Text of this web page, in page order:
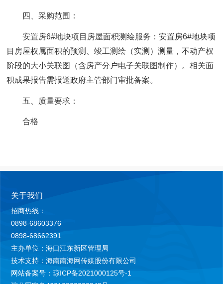
四、采购范围：
安置房6#地块项目房屋面积测绘服务：安置房6#地块项
目房屋权属面积的预测、竣工测绘（实测）测量，不动产权
阶段的大小关联图（含房产分户电子关联图制作）。相关面
积成果报告需报送政府主管部门审批备案。
五、质量要求：
合格
关于我们
招商热线：
0898-68603376
0898-68662391
主办单位：海口江东新区管理局
技术支持：海南南海网传媒股份有限公司
网站备案号：琼ICP备2021000125号-1